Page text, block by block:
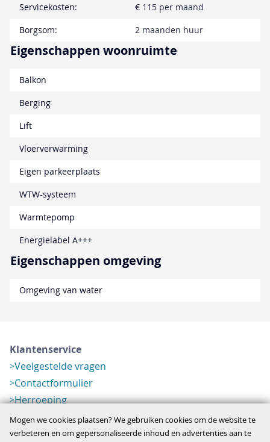
Servicekosten:
€ 115 per maand
Borgsom:
2 maanden huur
Eigenschappen woonruimte
Balkon
Berging
Lift
Vloerverwarming
Eigen parkeerplaats
WTW-systeem
Warmtepomp
Energielabel A+++
Eigenschappen omgeving
Omgeving van water
Klantenservice
Veelgestelde vragen
Contactformulier
Herroeping
Over ons
Bedrijfsgegevens
Mogen we cookies plaatsen? We gebruiken cookies om de website te
verbeteren en om gepersonaliseerde inhoud en advertenties aan te